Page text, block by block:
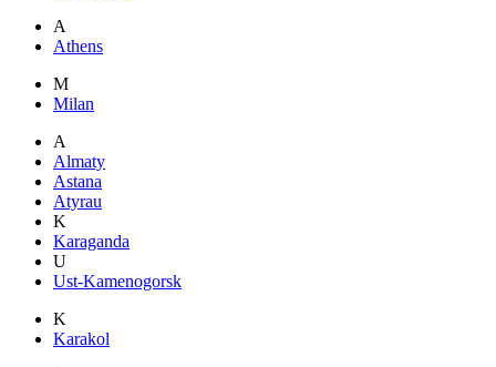
A
Athens
M
Milan
A
Almaty
Astana
Atyrau
K
Karaganda
U
Ust-Kamenogorsk
K
Karakol